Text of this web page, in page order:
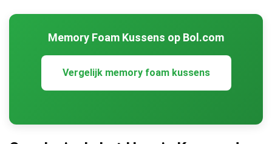
Memory Foam Kussens op Bol.com
Vergelijk memory foam kussens